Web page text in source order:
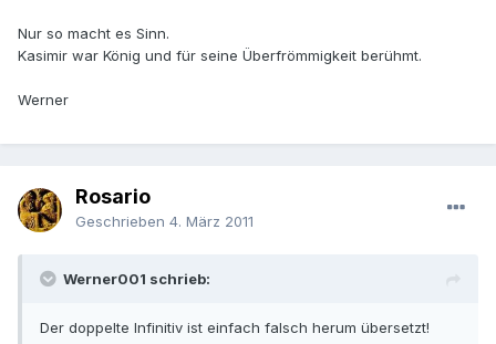
Nur so macht es Sinn.
Kasimir war König und für seine Überfrömmigkeit berühmt.
Werner
Rosario
Geschrieben 4. März 2011
Werner001 schrieb:
Der doppelte Infinitiv ist einfach falsch herum übersetzt!